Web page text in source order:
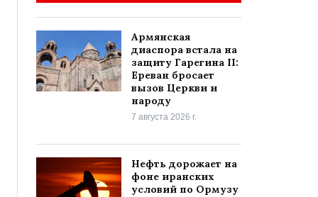
Армянская
диаспора встала на
защиту Гарегина II:
Ереван бросает
вызов Церкви и
народу
7 августа 2026 г.
Нефть дорожает на
фоне иранских
условий по Ормузу